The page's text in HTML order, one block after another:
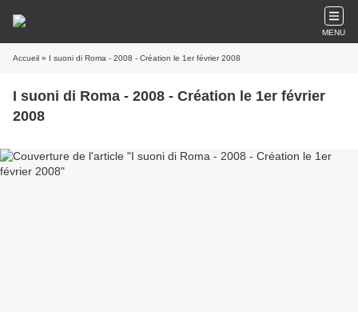
MENU
Accueil » I suoni di Roma - 2008 - Création le 1er février 2008
I suoni di Roma - 2008 - Création le 1er février
2008